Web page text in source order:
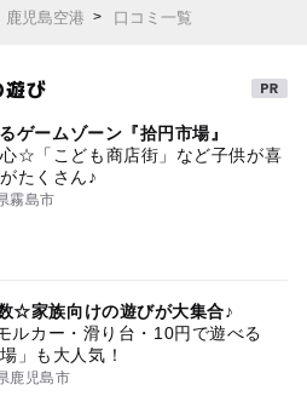
鹿児島空港 口コミ一覧
遊び
ームゾーン『拾円市場』
☆「こども商店街」など子供が喜
たくさん♪
霧島市
☆家族向けの遊びが大集合♪
ルカー・滑り台・10円で遊べる
」も大人気！
鹿児島市